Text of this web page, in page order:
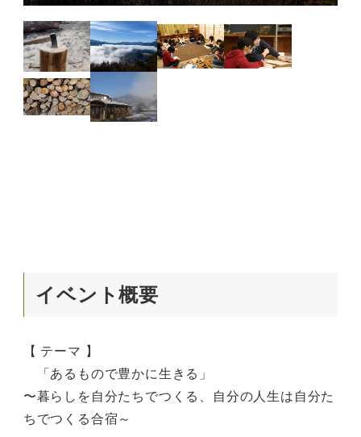
イベント概要
【 テーマ 】
「あるもので豊かに生きる」
〜暮らしを自分たちでつくる、自分の人生は自分た
ちでつくる合宿～